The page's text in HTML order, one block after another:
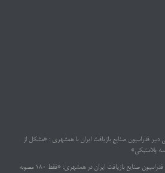
دبیر فدراسیون صنایع بازیافت ایران با همشهری : «مشکل از
پلاستیکی»
یادداشت ویژه هفته محیط‌زیست رئیس فدراسیون صنایع بازیافت ایران در همشهری: «فقط ۱۸۰ مصوبه